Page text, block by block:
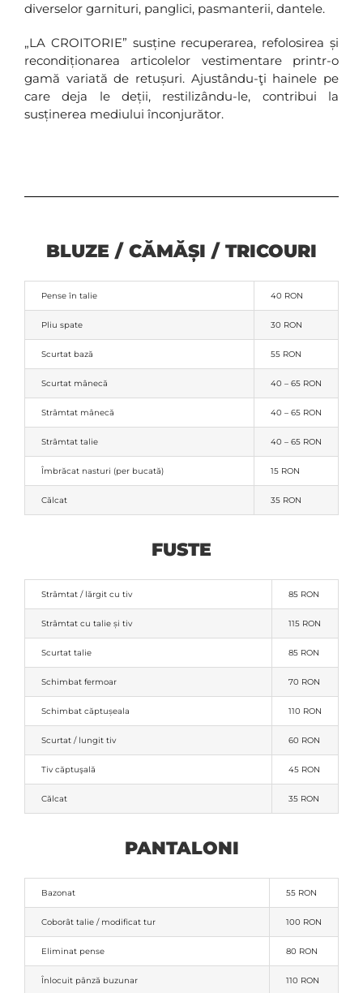
diverselor garnituri, panglici, pasmanterii, dantele.
„LA CROITORIE” susține recuperarea, refolosirea și
recondiționarea articolelor vestimentare printr-o
gamă variată de retușuri. Ajustându-ţi hainele pe
care deja le deții, restilizându-le, contribui la
susținerea mediului înconjurător.
BLUZE / CĂMĂȘI / TRICOURI
Pense în talie 40 RON
Pliu spate 30 RON
Scurtat bază 55 RON
Scurtat mânecă 40 – 65 RON
Strâmtat mânecă 40 – 65 RON
Strâmtat talie 40 – 65 RON
Îmbrăcat nasturi (per bucată) 15 RON
Călcat 35 RON
FUSTE
Strâmtat / lărgit cu tiv 85 RON
Strâmtat cu talie și tiv 115 RON
Scurtat talie 85 RON
Schimbat fermoar 70 RON
Schimbat căptușeala 110 RON
Scurtat / lungit tiv 60 RON
Tiv căptuşală 45 RON
Călcat 35 RON
PANTALONI
Bazonat 55 RON
Coborât talie / modificat tur 100 RON
Eliminat pense 80 RON
Înlocuit pânză buzunar 110 RON